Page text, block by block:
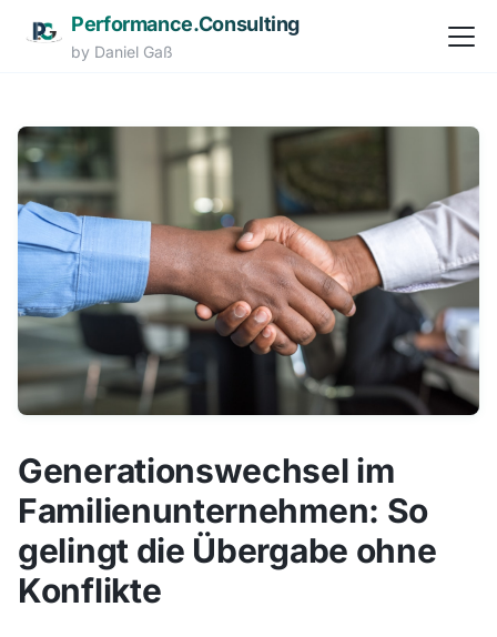
Performance.Consulting
by Daniel Gaß
Generationswechsel im
Familienunternehmen: So
gelingt die Übergabe ohne
Konflikte